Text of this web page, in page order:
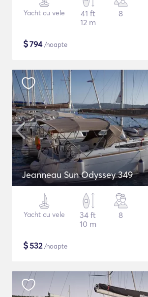
Yacht cu vele
41 ft
12 m
8
$794/noapte
Jeanneau Sun Odyssey 349
Yacht cu vele
34 ft
10 m
8
$532/noapte